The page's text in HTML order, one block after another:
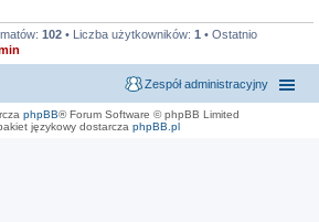
102 • Liczba użytkowników: 1 • Ostatnio
Zespół administracyjny
phpBB® Forum Software © phpBB Limited
językowy dostarcza phpBB.pl